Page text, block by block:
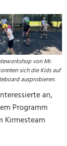
von Mr.
sich die Kids auf
ausprobieren.
an,
Programm
Kirmesteam